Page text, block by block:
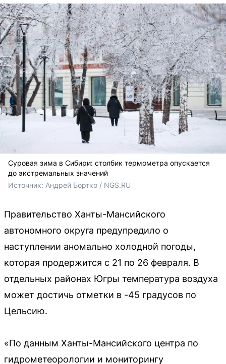
Суровая зима в Сибири: столбик термометра опускается
до экстремальных значений
Источник: Андрей Бортко / NGS.RU
Правительство Ханты-Мансийского
автономного округа предупредило о
наступлении аномально холодной погоды,
которая продержится с 21 по 26 февраля. В
отдельных районах Югры температура воздуха
может достичь отметки в -45 градусов по
Цельсию.
«По данным Ханты-Мансийского центра по
гидрометеорологии и мониторингу